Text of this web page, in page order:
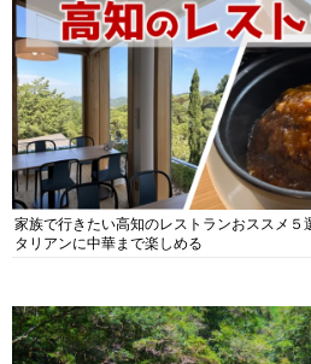
家族で行きたい高知のレストランおススメ５
タリアンに中華まで楽しめる